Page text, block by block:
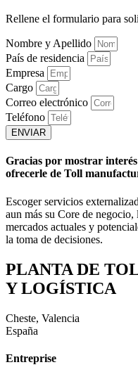
Rellene el formulario para
Nombre y Apellido
País de residencia
Empresa
Cargo
Correo electrónico
Teléfono
ENVIAR
Gracias por mostrar
ofrecerle de Toll
Escoger servicios
aun más su Core de
mercados actuales y
la toma de decisiones.
PLANTA DE
Y LOGÍSTICA
Cheste, Valencia
España
Entreprise